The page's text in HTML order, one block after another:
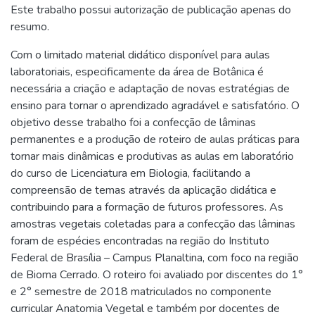
Este trabalho possui autorização de publicação apenas do
resumo.
Com o limitado material didático disponível para aulas
laboratoriais, especificamente da área de Botânica é
necessária a criação e adaptação de novas estratégias de
ensino para tornar o aprendizado agradável e satisfatório. O
objetivo desse trabalho foi a confecção de lâminas
permanentes e a produção de roteiro de aulas práticas para
tornar mais dinâmicas e produtivas as aulas em laboratório
do curso de Licenciatura em Biologia, facilitando a
compreensão de temas através da aplicação didática e
contribuindo para a formação de futuros professores. As
amostras vegetais coletadas para a confecção das lâminas
foram de espécies encontradas na região do Instituto
Federal de Brasília – Campus Planaltina, com foco na região
de Bioma Cerrado. O roteiro foi avaliado por discentes do 1°
e 2° semestre de 2018 matriculados no componente
curricular Anatomia Vegetal e também por docentes de